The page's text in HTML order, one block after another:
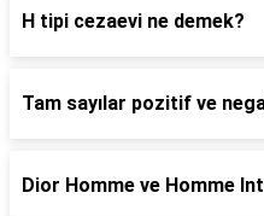
H tipi cezaevi ne demek?
Tam sayılar pozitif ve
Dior Homme ve Homme